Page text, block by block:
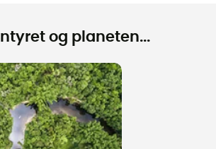
og planeten...